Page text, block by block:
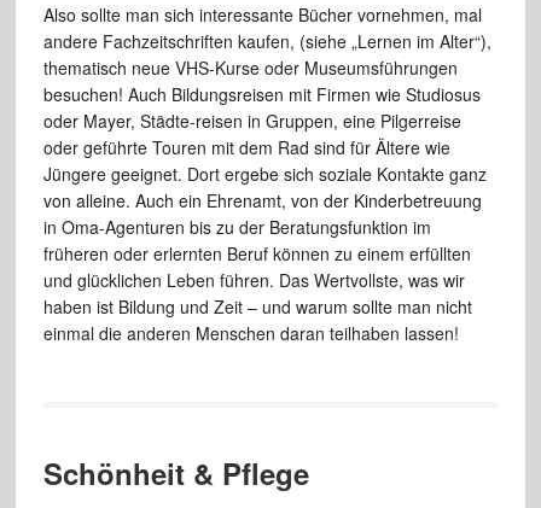
Also sollte man sich interessante Bücher vornehmen, mal
andere Fachzeitschriften kaufen, (siehe „Lernen im Alter“),
thematisch neue VHS-Kurse oder Museumsführungen
besuchen! Auch Bildungsreisen mit Firmen wie Studiosus
oder Mayer, Städte-reisen in Gruppen, eine Pilgerreise
oder geführte Touren mit dem Rad sind für Ältere wie
Jüngere geeignet. Dort ergebe sich soziale Kontakte ganz
von alleine. Auch ein Ehrenamt, von der Kinderbetreuung
in Oma-Agenturen bis zu der Beratungsfunktion im
früheren oder erlernten Beruf können zu einem erfüllten
und glücklichen Leben führen. Das Wertvollste, was wir
haben ist Bildung und Zeit – und warum sollte man nicht
einmal die anderen Menschen daran teilhaben lassen!
Schönheit & Pflege